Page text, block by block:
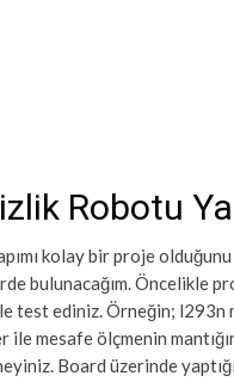
Robotu
kolay bir proje
bulunacağım. Öncelikle
test ediniz. Örneğin;
mesafe ölçmenin
Board üzerinde